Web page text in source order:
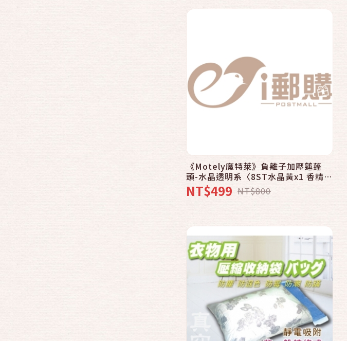
《Motely魔特萊》負離子加壓蓮蓬
頭-水晶透明系〈8ST水晶黃x1 香精
x3 花形環x1〉
NT$499 NT$800
加入購物車